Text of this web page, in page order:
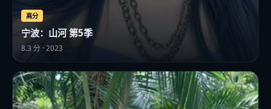
高分
宁波：山河 第5季
8.3 分 ·2023